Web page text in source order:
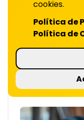
em
PROGRAMAS
clientes. Saiba
reter seus
Confira no
4 minutos
cookies.
Política de
Política de